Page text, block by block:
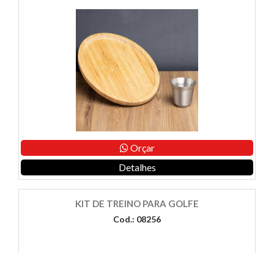
Orçar
Detalhes
KIT DE TREINO PARA GOLFE
Cod.: 08256